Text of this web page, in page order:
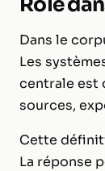
Dans le
Les
centrale est
sources,
Cette
La réponse